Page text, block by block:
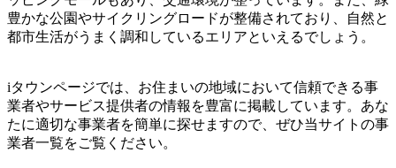
豊かな公園やサイクリングロードが整備されており、自然と
都市生活がうまく調和しているエリアといえるでしょう。
iタウンページでは、お住まいの地域において信頼できる事
業者やサービス提供者の情報を豊富に掲載しています。あな
たに適切な事業者を簡単に探せますので、ぜひ当サイトの事
業者一覧をご覧ください。